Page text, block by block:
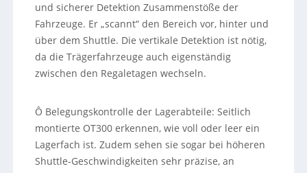
und sicherer Detektion Zusammenstöße der
Fahrzeuge. Er „scannt“ den Bereich vor, hinter und
über dem Shuttle. Die vertikale Detektion ist nötig,
da die Trägerfahrzeuge auch eigenständig
zwischen den Regaletagen wechseln.
Ô Belegungskontrolle der Lagerabteile: Seitlich
montierte OT300 erkennen, wie voll oder leer ein
Lagerfach ist. Zudem sehen sie sogar bei höheren
Shuttle-Geschwindigkeiten sehr präzise, an